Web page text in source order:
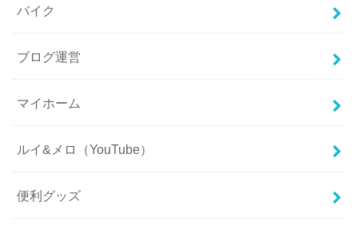
バイク
ブログ運営
マイホーム
ルイ&メロ（YouTube）
便利グッズ